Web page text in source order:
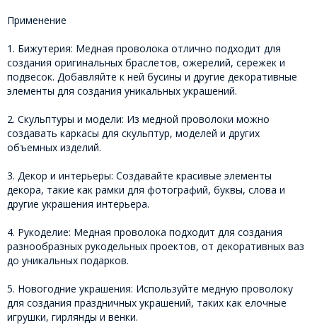
Применение
1. Бижутерия: Медная проволока отлично подходит для
создания оригинальных браслетов, ожерелий, сережек и
подвесок. Добавляйте к ней бусины и другие декоративные
элементы для создания уникальных украшений.
2. Скульптуры и модели: Из медной проволоки можно
создавать каркасы для скульптур, моделей и других
объемных изделий.
3. Декор и интерьеры: Создавайте красивые элементы
декора, такие как рамки для фотографий, буквы, слова и
другие украшения интерьера.
4. Рукоделие: Медная проволока подходит для создания
разнообразных рукодельных проектов, от декоративных ваз
до уникальных подарков.
5. Новогодние украшения: Используйте медную проволоку
для создания праздничных украшений, таких как елочные
игрушки, гирлянды и венки.